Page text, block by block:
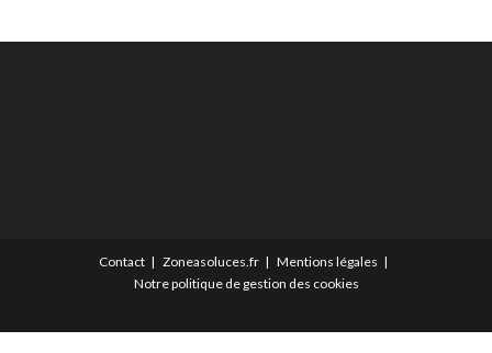
Contact Zoneasoluces.fr
Mentions légales
Notre politique de gestion des cookies